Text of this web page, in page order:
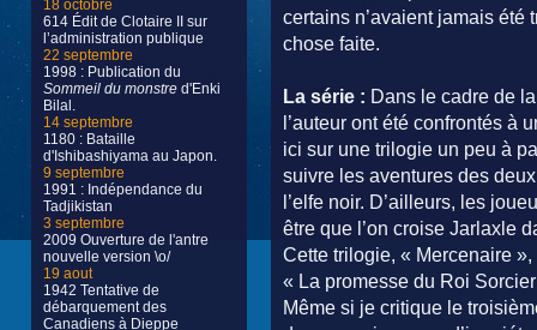
18 octobre
614 Édit de Clotaire II sur
l’administration publique
22 septembre
1998 : Publication du
Sommeil du monstre d'Enki
Bilal.
14 septembre
1180 : Bataille
d'Ishibashiyama au Japon.
9 septembre
1991 : Indépendance du
Tadjikistan
3 septembre
2009 Ouverture de l'antre
nouvelle version \o/
19 aout
1942 Tentative de
débarquement des
Canadiens à Dieppe
certains n’avaient jamais été
chose faite.
La série : Dans le cadre de
l’auteur ont été confrontés à
ici sur une trilogie un peu à
suivre les aventures des
l’elfe noir. D’ailleurs, les
être que l’on croise Jarlaxle
Cette trilogie, « Mercenaire
« La promesse du Roi
Même si je critique le